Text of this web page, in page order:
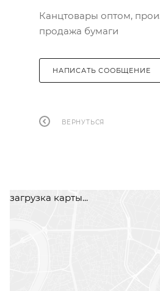
Канцтовары оптом,
продажа бумаги
НАПИСАТЬ СООБЩЕНИЕ
ВЕРНУТЬСЯ
загрузка карты...